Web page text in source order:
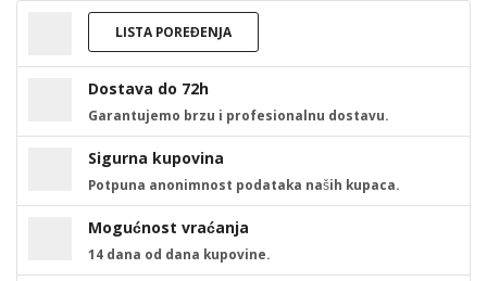
LISTA POREĐENJA
Dostava do 72h
Garantujemo brzu i profesionalnu dostavu.
Sigurna kupovina
Potpuna anonimnost podataka naših kupaca.
Mogućnost vraćanja
14 dana od dana kupovine.